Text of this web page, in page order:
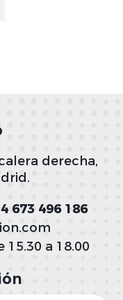
derecha,
673 496 186
15.30 a 18.00